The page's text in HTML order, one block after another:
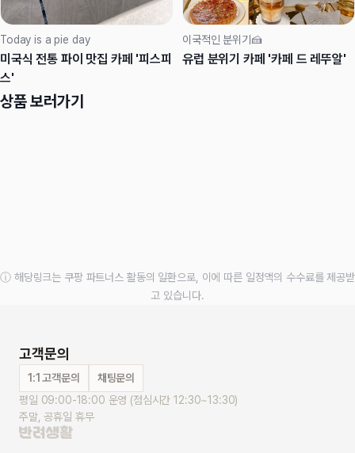
Today is a pie day
미국식 전통 파이 맛집 카페 '피스피
스'
이국적인 분위기🍰
유럽 분위기 카페 '카페 드 레뚜알'
상품 보러가기
ⓘ 해당링크는 쿠팡 파트너스 활동의 일환으로, 이에 따른 일정액의 수수료를 제공받
고 있습니다.
고객문의
1:1 고객문의
채팅문의
평일 09:00-18:00 운영 (점심시간 12:30~13:30)
주말, 공휴일 휴무